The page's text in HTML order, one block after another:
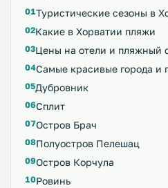
Туристические сезоны в
Какие в Хорватии пляжи
Цены на отели и пляжный
Самые красивые города и
Дубровник
Сплит
Остров Брач
Полуостров Пелешац
Остров Корчула
Ровинь